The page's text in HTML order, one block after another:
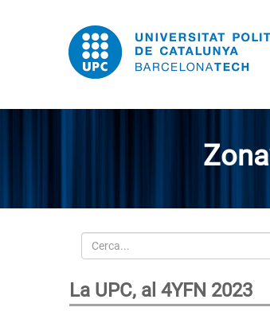
Cerca
La UPC, al 4YFN 2023